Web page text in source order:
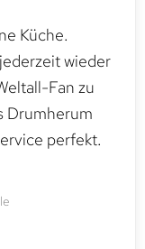
Küche.
wieder
Fan zu
Drumherum
perfekt.